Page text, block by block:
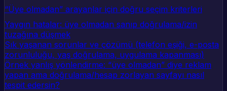
“Üye olmadan” arayanlar için doğru seçim kriterleri
Yaygın hatalar: üye olmadan sanıp doğrulama/izin
tuzağına düşmek
Sık yaşanan sorunlar ve çözümü (telefon eşiği, e-posta
zorunluluğu, yaş doğrulama, uygulama kapanması)
Örnek yanlış yönlendirme: “üye olmadan” diye reklam
yapan ama doğrulama/hesap zorlayan sayfayı nasıl
tespit edersin?